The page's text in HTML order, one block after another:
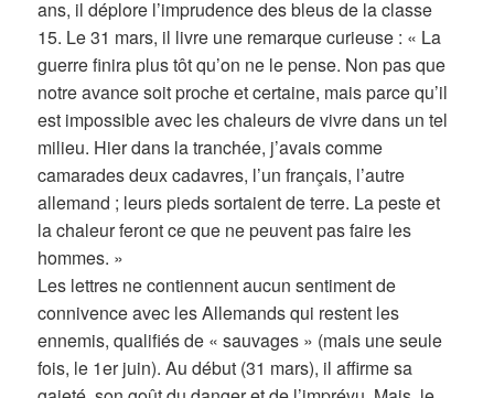
ans, il déplore l’imprudence des bleus de la classe
15. Le 31 mars, il livre une remarque curieuse : « La
guerre finira plus tôt qu’on ne le pense. Non pas que
notre avance soit proche et certaine, mais parce qu’il
est impossible avec les chaleurs de vivre dans un tel
milieu. Hier dans la tranchée, j’avais comme
camarades deux cadavres, l’un français, l’autre
allemand ; leurs pieds sortaient de terre. La peste et
la chaleur feront ce que ne peuvent pas faire les
hommes. »
Les lettres ne contiennent aucun sentiment de
connivence avec les Allemands qui restent les
ennemis, qualifiés de « sauvages » (mais une seule
fois, le 1er juin). Au début (31 mars), il affirme sa